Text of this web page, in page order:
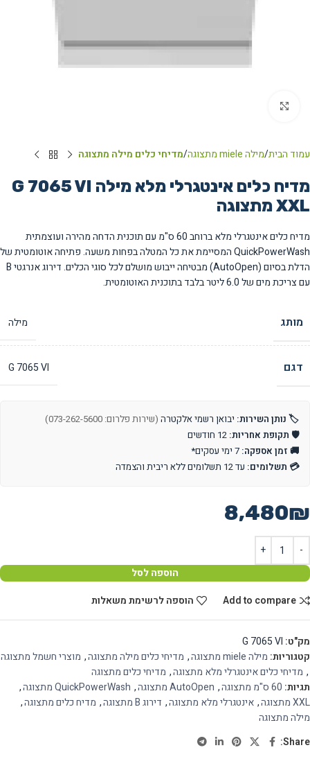
עמוד הבית מילה miele מתצוגה מדיחי כלים מילה מתצוגה
מדיח כלים אינטגרלי מלא מילה G 7065 VI
XXL מתצוגה
מדיח כלים אינטגרלי מלא ברוחב 60 ס"מ עם תוכנית הדחה מהירה ועוצמתית
QuickPowerWash המסיימת את כל המטלה בפחות משעה. פתיחה אוטומטית של
הדלת בסיום (AutoOpen) מבטיחה ייבוש מושלם לכל סוגי הכלים. דירוג אנרגטי B
עם צריכת מים של 6.0 ליטר בלבד בתוכנית האוטומטית.
מותג מילה
דגם G 7065 VI
🏷️ נותן השירות: יבואן רשמי אלקטרה (שירות פלרום: 073-262-5600)
🛡️ תקופת אחריות:
🚚 זמן אספקה:
💳 תשלומים: עד 12 תשלומים ללא ריבית והצמדה
8,480₪
הוספה לסל
Add to compare
הוספה לרשימת משאלות
מק"ט: G 7065 VI
קטגוריות: מילה miele מתצוגה , מדיחי כלים מילה מתצוגה, מוצרי חשמל מתצוגה
, מדיחי כלים אינטגרלי מלא מתצוגה, מדיחי כלים מתצוגה
תגיות: 60 ס"מ מתצוגה , AutoOpen מתצוגה , QuickPowerWash מתצוגה
,
XXL מתצוגה
, אינטגרלי מלא מתצוגה, דירוג B מתצוגה , מדיח כלים מתצוגה,
מילה מתצוגה
Share: